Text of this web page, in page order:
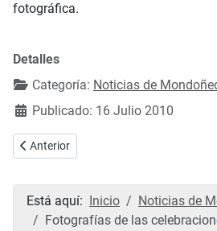
fotográfica.
Detalles
Categoría: Noticias de
Publicado: 16 Julio 2010
Artículo anterior: Esta web NO
Anterior
Está aquí: Inicio
Noticias de
Fotografías de las